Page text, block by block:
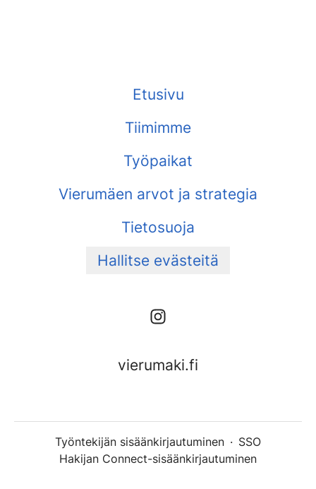
Etusivu
Tiimimme
Työpaikat
Vierumäen arvot ja strategia
Tietosuoja
Hallitse evästeitä
vierumaki.fi
Työntekijän sisäänkirjautuminen · SSO
Hakijan Connect-sisäänkirjautuminen